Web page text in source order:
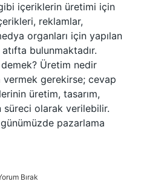
içeriklerin üretimi için
reklamlar,
organları için yapılan
bulunmaktadır.
Üretim nedir
vermek gerekirse; cevap
üretim, tasarım,
süreci olarak verilebilir.
pazarlama
Bırak